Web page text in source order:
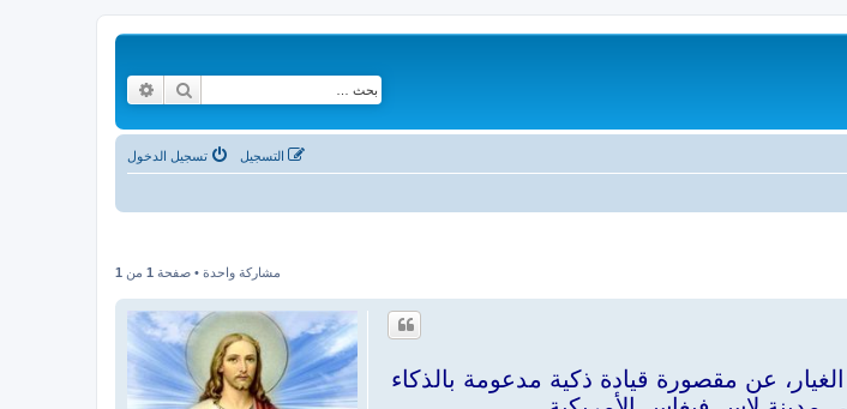
بحث
تسجيل الدخول التسجيل
مشاركة واحدة • صفحة 1 من 1
عن مقصورة قيادة ذكية مدعومة بالذكاء